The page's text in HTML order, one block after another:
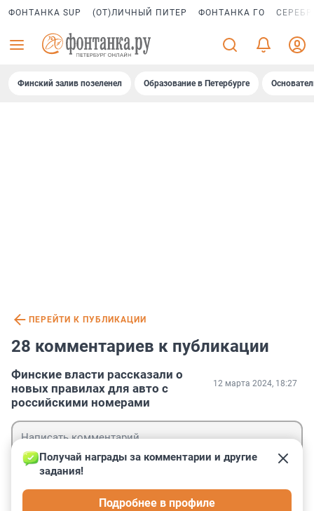
ФОНТАНКА SUP (ОТ)ЛИЧНЫЙ ПИТЕР ФОНТАНКА ГО
Финский залив позеленел Образование в Петербурге
ПЕРЕЙТИ К ПУБЛИКАЦИИ
28 комментариев к публикации
Финские власти рассказали о
новых правилах для авто с
российскими номерами
12 марта 2024, 18:27
Получай награды за комментарии и другие
задания!
Подробнее в профиле